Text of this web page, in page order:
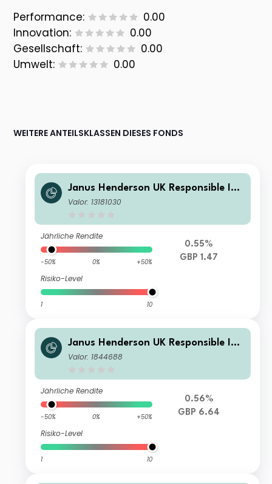
Performance:
0.00
Innovation:
0.00
Gesellschaft:
0.00
Umwelt:
0.00
WEITERE ANTEILSKLASSEN DIESES FONDS
Janus Henderson UK Responsible Inc
ome Fund G Acc
Valor: 13181030
Jährliche Rendite
-50% 0% +50%
Risiko-Level
1 10
0.55%
GBP 1.47
Janus Henderson UK Responsible Inc
ome Fund Z Acc
Valor: 1844688
Jährliche Rendite
-50% 0% +50%
Risiko-Level
1 10
0.56%
GBP 6.64